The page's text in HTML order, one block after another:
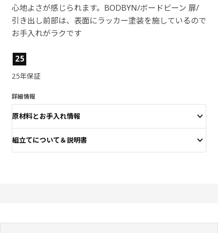
心地よさが感じられます。BODBYN/ボードビーン 扉/
引き出し前部は、表面にラッカー塗装を施しているので
お手入れがラクです
製品の特徴
25
25年保証
詳細情報
原材料とお手入れ情報
組立てについて＆説明書